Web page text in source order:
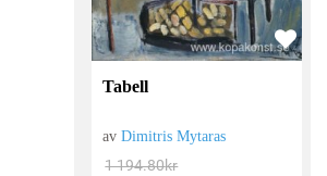
Tabell
avDimitris Mytaras
1 194.80kr